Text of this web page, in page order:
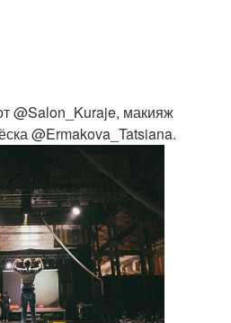
@Salon_Kuraje, макияж
@Ermakova_Tatsiana.